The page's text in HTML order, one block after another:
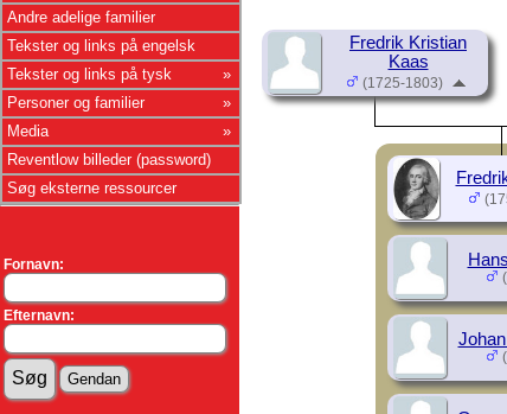
Andre adelige familier
Tekster og links på engelsk
Tekster og links på tysk
Personer og familier
Media
Reventlow billeder (password)
Søg eksterne ressourcer
Fornavn:
Efternavn:
Fredrik Kristian
Kaas
(1725-1803)